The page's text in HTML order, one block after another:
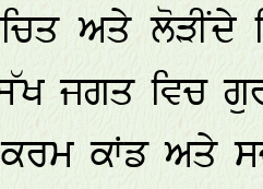
ਅਤੇ ਲੋੜੀਂਦੇ
ਜਗਤ ਵਿਚ
ਕਾਂਡ ਅਤੇ